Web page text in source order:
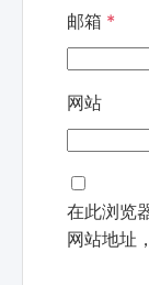
邮箱 *
网站
在此浏览
网站地址